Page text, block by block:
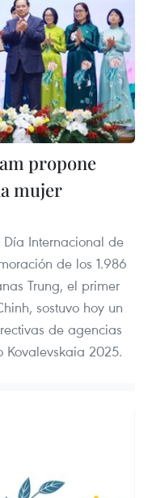
propone
mujer
Día Internacional de
de los 1.986
Trung, el primer
sostuvo hoy un
de agencias
Kovalevskaia 2025.